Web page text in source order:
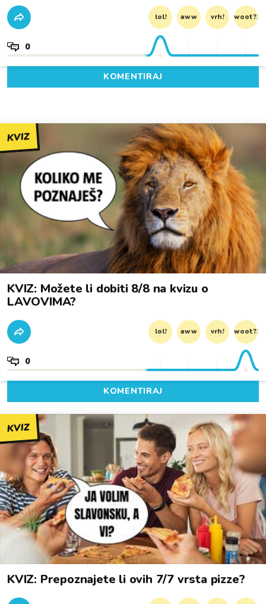
lol! aww vrh! woot?!
0
KOMENTIRAJ
KVIZ
KVIZ: Možete li dobiti 8/8 na kvizu o
LAVOVIMA?
lol! aww vrh! woot?!
0
KOMENTIRAJ
KVIZ
KVIZ: Prepoznajete li ovih 7/7 vrsta pizze?